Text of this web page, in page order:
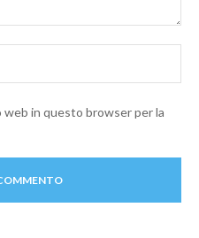
web in questo browser per la